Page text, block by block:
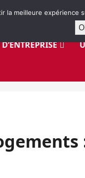
la meilleure